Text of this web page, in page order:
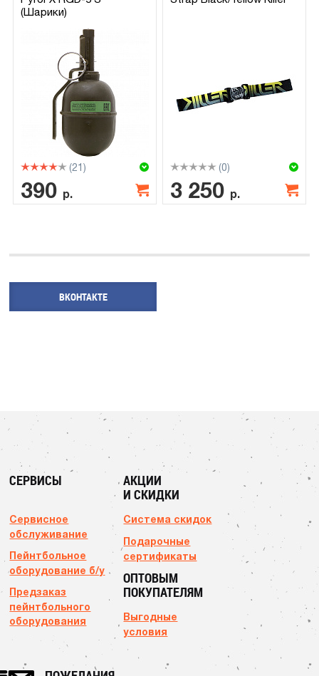
(Шарики)
(21)
390 р.
(0)
3 250 р.
ВКОНТАКТЕ
СЕРВИСЫ
Сервисное
обслуживание
Пейнтбольное
оборудование б/у
Предзаказ
пейнтбольного
оборудования
АКЦИИ
И СКИДКИ
Система скидок
Подарочные
сертификаты
ОПТОВЫМ
ПОКУПАТЕЛЯМ
Выгодные
условия